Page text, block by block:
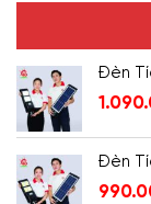
Đèn
Đèn